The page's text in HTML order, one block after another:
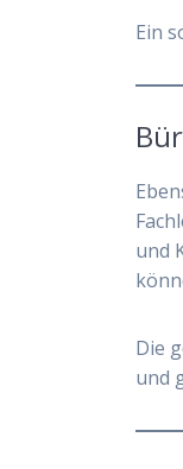
Ein
und
Die
und